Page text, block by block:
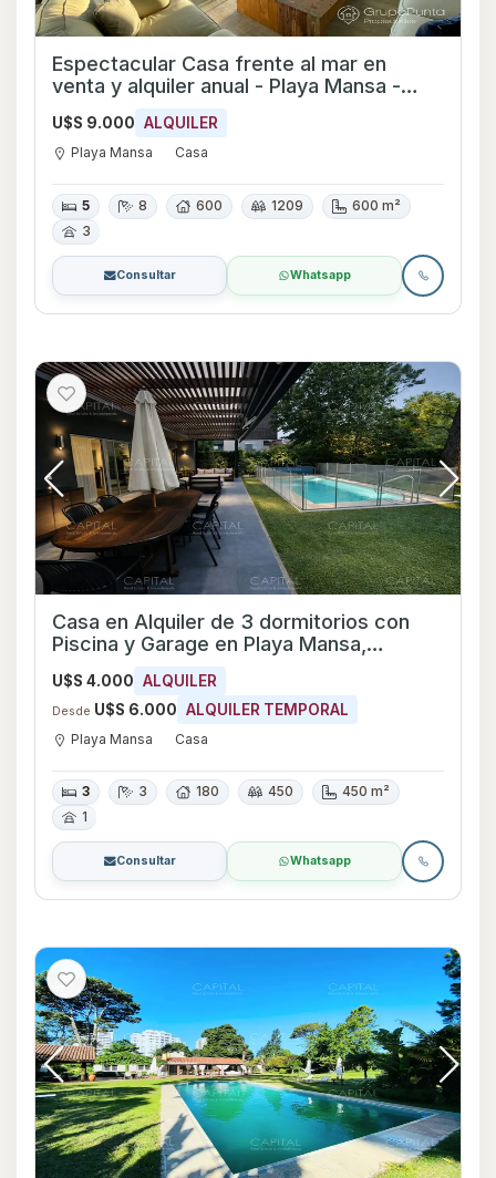
Espectacular Casa frente al mar en
venta y alquiler anual - Playa Mansa -
Punta del Este
U$S 9.000 ALQUILER
Playa Mansa Casa
5 8 600 1209
600 m²
3
Consultar Whatsapp
Casa en Alquiler de 3 dormitorios con
Piscina y Garage en Playa Mansa,
Maldonado
U$S 4.000 ALQUILER
Desde U$S 6.000 ALQUILER TEMPORAL
Playa Mansa Casa
3 3 180 450
450 m²
1
Consultar Whatsapp